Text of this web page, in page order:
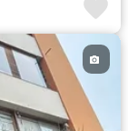
Sin amoblar